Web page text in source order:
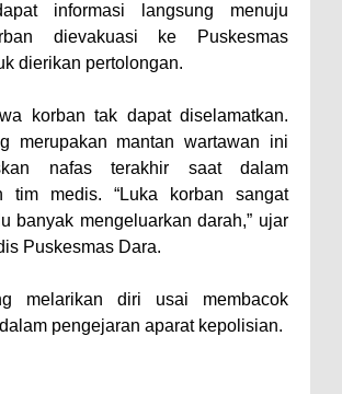
Bhayangkara Ke-80, Kapolres
Bima: Jadikan Tugas Sebagai
Landasan Utama
Kado HUT Bhayangkara Ke-80,
Kapolres Bima Pimpin Kenaikan
Pangkat 42 Personel
Bakti Sosial Bhayangkara Ke-80,
Warga Dena Hadapi Krisis Air
informasi langsung menuju
dievakuasi ke Puskesmas
dierikan pertolongan.
korban tak dapat diselamatkan.
merupakan mantan wartawan ini
nafas terakhir saat dalam
tim medis. “Luka korban sangat
banyak mengeluarkan darah,” ujar
Puskesmas Dara.
melarikan diri usai membacok
pengejaran aparat kepolisian.